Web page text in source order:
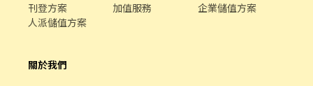
刊登方案 加值服務
企業儲值方案
人派儲值方案
關於我們